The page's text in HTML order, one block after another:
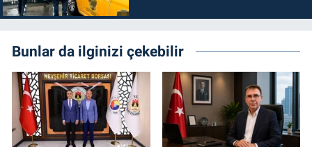
Bunlar da ilginizi çekebilir